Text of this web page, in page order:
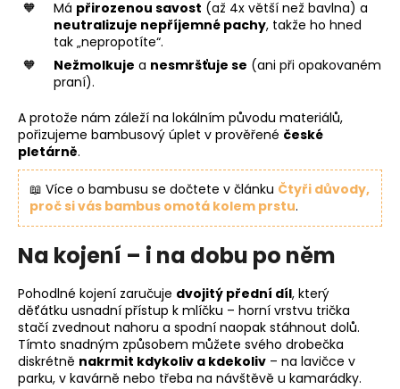
Má přirozenou savost (až 4x větší než bavlna) a
neutralizuje nepříjemné pachy, takže ho hned
tak „nepropotíte“.
Nežmolkuje a nesmršťuje se (ani při opakovaném
praní).
A protože nám záleží na lokálním původu materiálů,
pořizujeme bambusový úplet v prověřené české
pletárně.
📖 Více o bambusu se dočtete v článku Čtyři důvody,
proč si vás bambus omotá kolem prstu.
Na kojení – i na dobu po něm
Pohodlné kojení zaručuje dvojitý přední díl, který
děťátku usnadní přístup k mlíčku – horní vrstvu trička
stačí zvednout nahoru a spodní naopak stáhnout dolů.
Tímto snadným způsobem můžete svého drobečka
diskrétně nakrmit kdykoliv a kdekoliv – na lavičce v
parku, v kavárně nebo třeba na návštěvě u kamarádky.